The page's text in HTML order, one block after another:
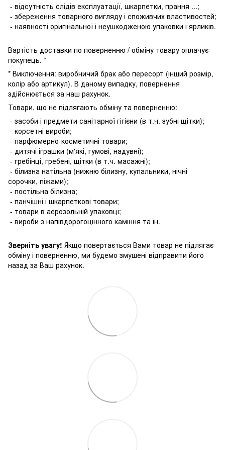
- відсутність слідів експлуатації, шкарпетки, прання ...;
- збереження товарного вигляду і споживчих властивостей;
- наявності оригінальної і неушкодженою упаковки і ярликів.
Вартість доставки по поверненню / обміну товару оплачує
покупець. *
* Виключення: виробничий брак або пересорт (інший розмір,
колір або артикул). В даному випадку, повернення
здійснюється за наш рахунок.
Товари, що не підлягають обміну та поверненню:
- засоби і предмети санітарної гігієни (в т.ч. зубні щітки);
- корсетні вироби;
- парфюмерно-косметичні товари;
- дитячі іграшки (м'які, гумові, надувні);
- гребінці, гребені, щітки (в т.ч. масажні);
- білизна натільна (нижню білизну, купальники, нічні
сорочки, піжами);
- постільна білизна;
- панчішні і шкарпеткові товари;
- товари в аерозольній упаковці;
- вироби з напівдорогоцінного каміння та ін.
Зверніть увагу! Якщо повертається Вами товар не підлягає
обміну і поверненню, ми будемо змушені відправити його
назад за Ваш рахунок.